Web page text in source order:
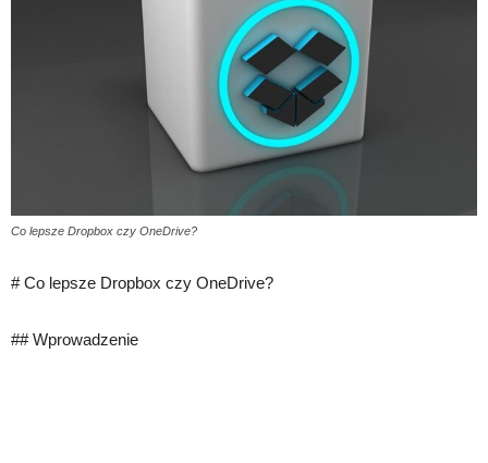
Co lepsze Dropbox czy OneDrive?
# Co lepsze Dropbox czy OneDrive?
## Wprowadzenie